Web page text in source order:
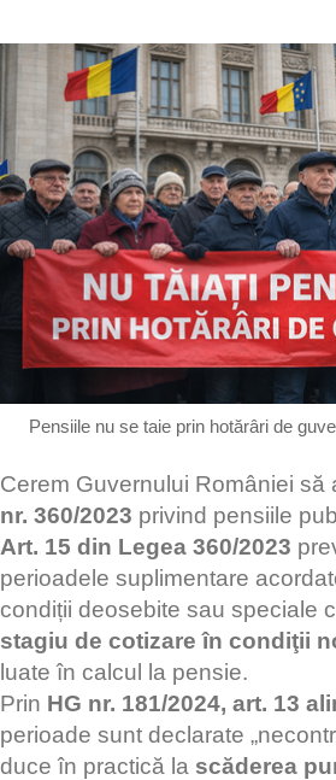
Pensiile nu se taie prin hotărâri de
Cerem Guvernului României să
nr. 360/2023 privind pensiile
Art. 15 din Legea 360/2023
perioadele suplimentare
condiții deosebite sau speciale
stagiu de cotizare în condiţii
luate în calcul la pensie.
Prin HG nr. 181/2024, art. 13
perioade sunt declarate
duce în practică la scăderea